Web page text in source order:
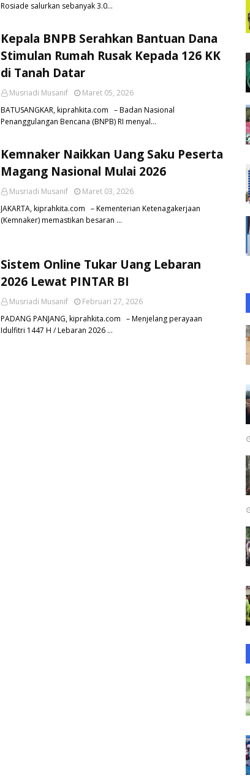
Rosiade salurkan sebanyak 3.0…
Kepala BNPB Serahkan Bantuan Dana
Stimulan Rumah Rusak Kepada 126 KK
di Tanah Datar
Musriadi Musanif
Maret 05, 2026
BATUSANGKAR, kiprahkita.com – Badan Nasional
Penanggulangan Bencana (BNPB) RI menyal…
Kemnaker Naikkan Uang Saku Peserta
Magang Nasional Mulai 2026
Musriadi Musanif
Maret 03, 2026
JAKARTA, kiprahkita.com – Kementerian Ketenagakerjaan
(Kemnaker) memastikan besaran …
Sistem Online Tukar Uang Lebaran
2026 Lewat PINTAR BI
Musriadi Musanif
Februari 27, 2026
PADANG PANJANG, kiprahkita.com – Menjelang perayaan
Idulfitri 1447 H / Lebaran 2026 …